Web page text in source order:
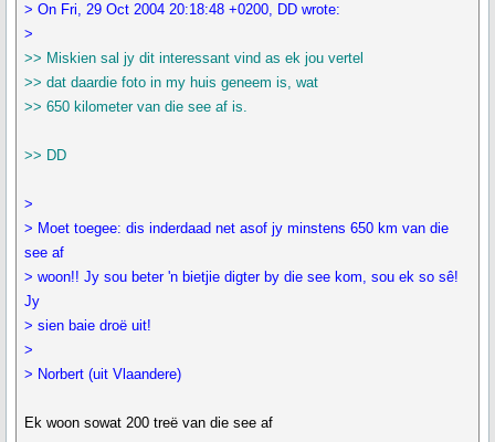
> On Fri, 29 Oct 2004 20:18:48 +0200, DD wrote:
>
>> Miskien sal jy dit interessant vind as ek jou vertel
>> dat daardie foto in my huis geneem is, wat
>> 650 kilometer van die see af is.
>> DD
>
> Moet toegee: dis inderdaad net asof jy minstens 650 km van die
see af
> woon!! Jy sou beter 'n bietjie digter by die see kom, sou ek so sê!
Jy
> sien baie droë uit!
>
> Norbert (uit Vlaandere)
Ek woon sowat 200 treë van die see af